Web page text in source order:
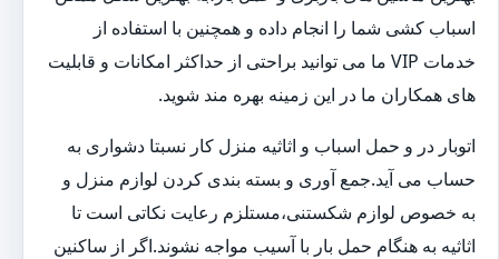
اسباب کشی شما را انجام داده و همچنین با استفاده از
خدمات VIP ما می توانید براحتی از حداکثر امکانات و قابلیت
های همکاران ما در این زمینه بهره مند شوید.
اتوبار در و حمل اسباب و اثاثیه منزل کار نسبتا دشواری به
حساب می آید.جمع آوری و بسته بندی کردن لوازم منزل و
به خصوص لوازم شکستنی،مستلزم رعایت نکاتی است تا
اثاثیه به هنگام حمل بار با آسیب مواجه نشوند.اگر از ساکنین